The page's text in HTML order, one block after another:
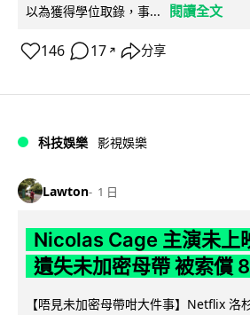
以為獲得學位取錄，事...
閱讀全文
146 17 ↗ 分享
科技娛樂 影視娛樂
Lawton 1 日
Nicolas Cage 主演未上
遺失未加密母帶 被索償
【唔見未加密母帶咁大件事】Netflix 洛